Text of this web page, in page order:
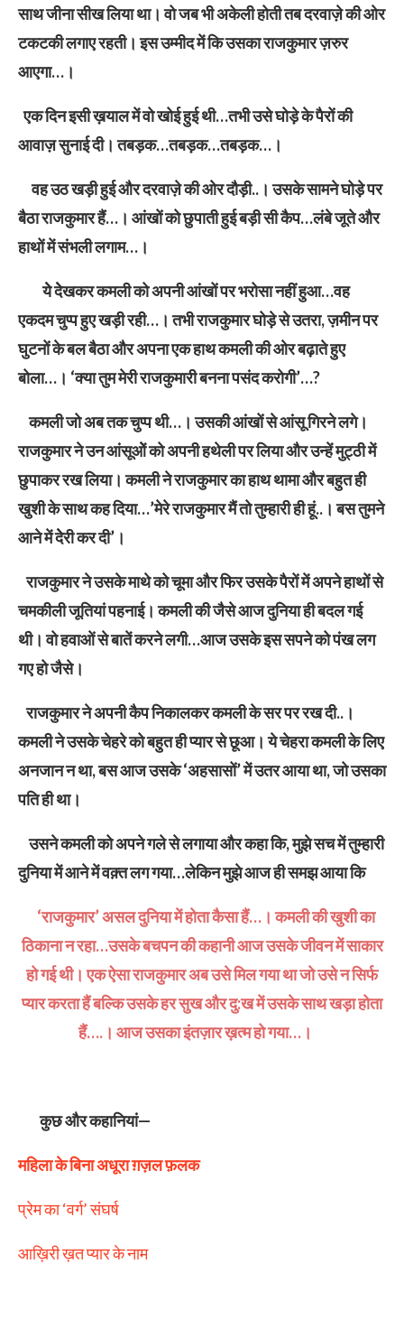
साथ जीना सीख लिया था। वो जब भी अकेली होती तब दरवाज़े की ओर
टकटकी लगाए रहती। इस उम्मीद में कि उसका राजकुमार ज़रुर
आएगा…।
एक दिन इसी ख़याल में वो खोई हुई थी…तभी उसे घोड़े के पैरों की
आवाज़ सुनाई दी। तबड़क…तबड़क…तबड़क…।
वह उठ खड़ी हुई और दरवाज़े की ओर दौड़ी..। उसके सामने घोड़े पर
बैठा राजकुमार हैं…। आंखों को छुपाती हुई बड़ी सी कैप…लंबे जूते और
हाथों में संभली लगाम…।
येे देेखकर कमली को अपनी आंखों पर भरोसा नहीं हुआ…वह
एकदम चुप्प हुए खड़ी रही…। तभी राजकुमार घोड़े से उतरा, ज़मीन पर
घुटनों के बल बैठा और अपना एक हाथ कमली की ओर बढ़ाते हुए
बोला…। ‘क्या तुम मेरी राजकुमारी बनना पसंद करोगी’…?
कमली जो अब तक चुप्प थी…। उसकी आंखों से आंसू गिरने लगे।
राजकुमार ने उन आंसूओें को अपनी हथेली पर लिया और उन्हें मुट्ठी में
छुपाकर रख लिया। कमली ने राजकुमार का हाथ थामा और बहुत ही
खुशी के साथ कह दिया…’मेरे राजकुमार मैं तो तुम्हारी ही हूं..। बस तुमने
आने में देेरी कर दी’।
राजकुमार ने उसके माथे को चूमा और फिर उसके पैरों में अपने हाथों से
चमकीली जूतियां पहनाई। कमली की जैसे आज दुनिया ही बदल गई
थी। वो हवाओं से बातें करने लगी…आज उसके इस सपने को पंख लग
गए हो जैसे।
राजकुमार ने अपनी कैप निकालकर कमली के सर पर रख दी..।
कमली ने उसके चेहरे को बहुत ही प्यार से छूआ। ये चेहरा कमली के लिए
अनजान न था, बस आज उसके ‘अहसासों’ में उतर आया था, जो उसका
पति ही था।
उसने कमली को अपने गले से लगाया और कहा कि, मुझे सच में तुम्हारी
दुनिया में आने में वक़्त लग गया…लेकिन मुझे आज ही समझ आया कि
‘राजकुमार’ असल दुनिया में होता कैसा हैं…। कमली की खुशी का
ठिकाना न रहा…उसके बचपन की कहानी आज उसके जीवन में साकार
हो गई थी। एक ऐसा राजकुमार अब उसे मिल गया था जो उसे न सिर्फ
प्यार करता हैं बल्कि उसके हर सुख और दु:ख में उसके साथ खड़ा होता
हैं….। आज उसका इंतज़ार ख़त्म हो गया…।
कुछ और कहानियां—
महिला के बिना अधूरा ग़ज़ल फ़लक
प्रेम का ‘वर्ग’ संघर्ष
आख़िरी ख़त प्यार के नाम